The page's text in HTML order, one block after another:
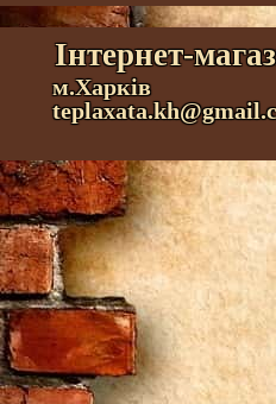
Інтернет-
м.Харків